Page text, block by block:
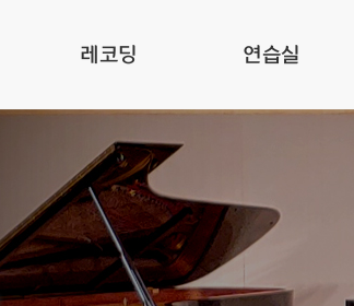
레코딩 연습실